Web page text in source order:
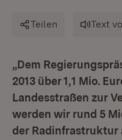
Teilen Text
„Dem
2013 über 1,1 Mio.
Landesstraßen zur
werden wir rund 5
der Radinfrastruktur